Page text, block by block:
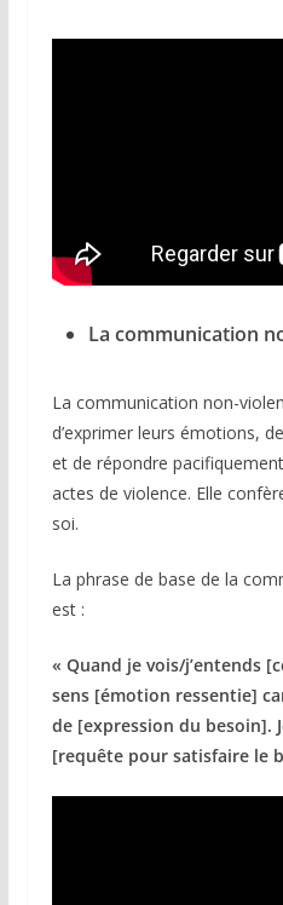
La communication
La communication non-
d’exprimer leurs émotions,
et de répondre
actes de violence. Elle
soi.
La phrase de base de la
est :
« Quand je vois/j’entends
sens [émotion ressentie]
de [expression du besoin].
[requête pour satisfaire le